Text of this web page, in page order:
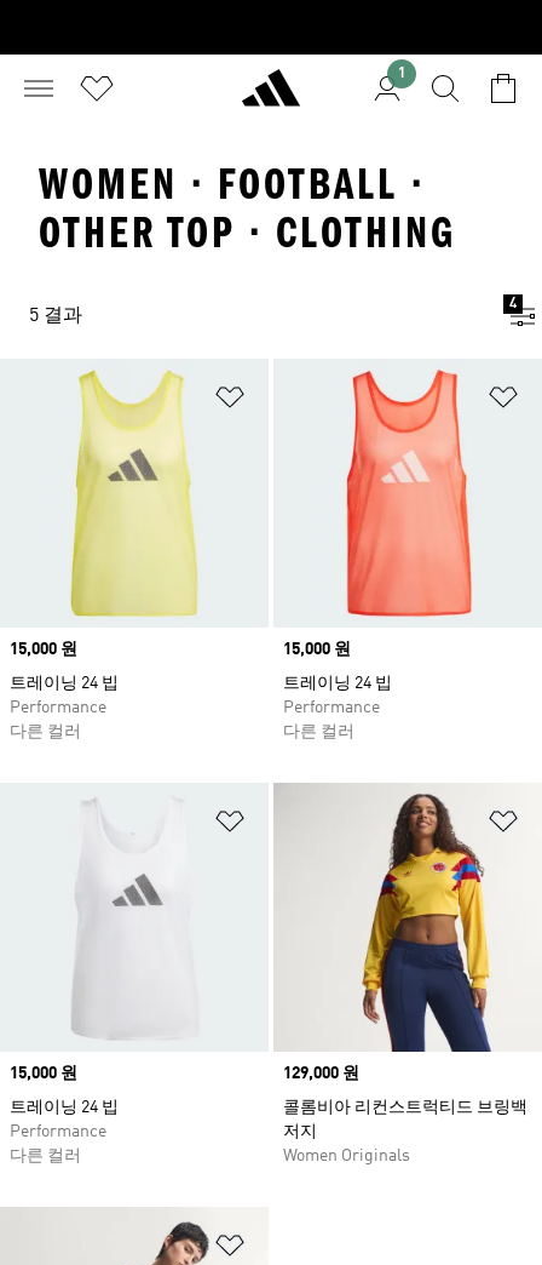
1
WOMEN · FOOTBALL ·
OTHER TOP · CLOTHING
5 결과
4
위시리스트 담기
Price
15,000 원
트레이닝 24 빕
Performance
다른 컬러
Price
15,000 원
트레이닝 24 빕
Performance
다른 컬러
Price
15,000 원
트레이닝 24 빕
Performance
다른 컬러
Price
129,000 원
콜롬비아 리컨스트럭티드 브링백
저지
Women Originals